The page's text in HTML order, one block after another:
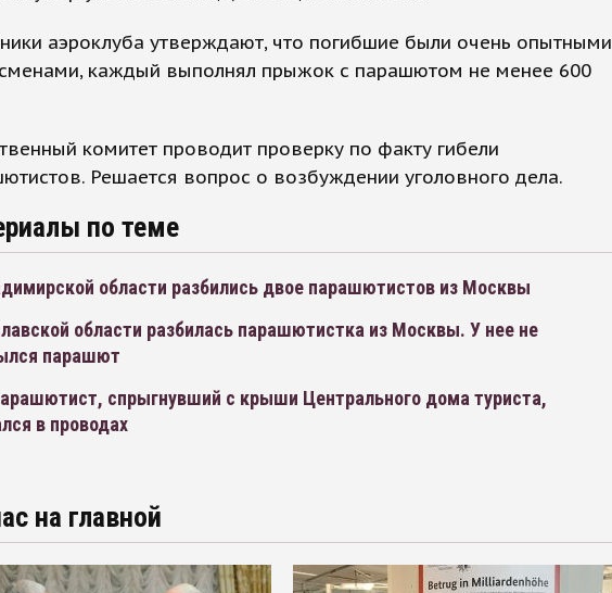
аэроклуба утверждают, что погибшие были очень опытными
каждый выполнял прыжок с парашютом не менее 600
комитет проводит проверку по факту гибели
Решается вопрос о возбуждении уголовного дела.
по теме
области разбились двое парашютистов из Москвы
области разбилась парашютистка из Москвы. У нее не
парашют
спрыгнувший с крыши Центрального дома туриста,
в проводах
на главной